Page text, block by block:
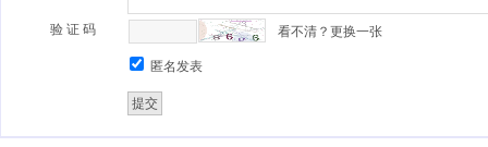
验 证 码 看不清？更换一张
匿名发表